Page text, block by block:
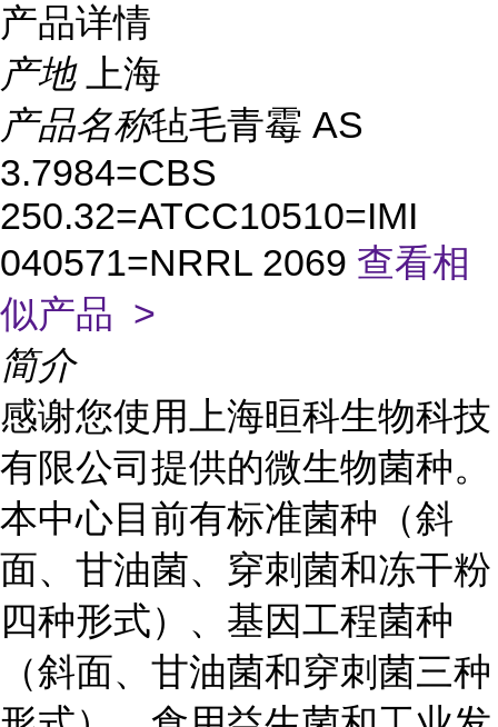
产品详情
产地
上海
产品名称毡毛青霉 AS
3.7984=CBS
250.32=ATCC10510=IMI
040571=NRRL 2069 查看相
似产品 >
简介
感谢您使用上海晅科生物科技
有限公司提供的微生物菌种。
本中心目前有标准菌种（斜
面、甘油菌、穿刺菌和冻干粉
四种形式）、基因工程菌种
（斜面、甘油菌和穿刺菌三种